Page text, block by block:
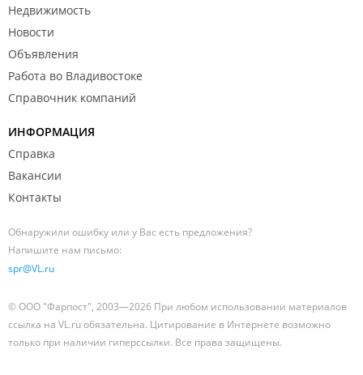
Недвижимость
Новости
Объявления
Работа во Владивостоке
Справочник компаний
ИНФОРМАЦИЯ
Справка
Вакансии
Контакты
Обнаружили ошибку или у Вас есть предложения?
Напишите нам письмо:
spr@VL.ru
© ООО "Фарпост", 2003—2026 При любом использовании материалов
ссылка на VL.ru обязательна. Цитирование в Интернете возможно
только при наличии гиперссылки. Все права защищены.